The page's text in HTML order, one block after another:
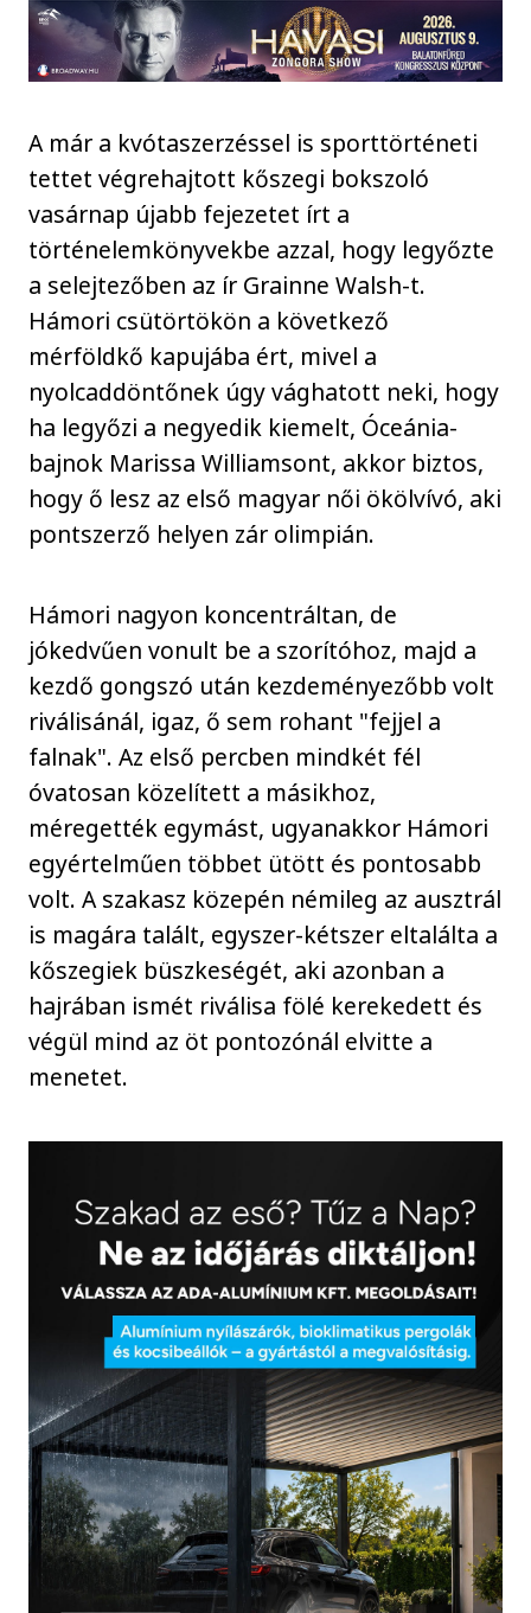
A már a kvótaszerzéssel is sporttörténeti
tettet végrehajtott kőszegi bokszoló
vasárnap újabb fejezetet írt a
történelemkönyvekbe azzal, hogy legyőzte
a selejtezőben az ír Grainne Walsh-t.
Hámori csütörtökön a következő
mérföldkő kapujába ért, mivel a
nyolcaddöntőnek úgy vághatott neki, hogy
ha legyőzi a negyedik kiemelt, Óceánia-
bajnok Marissa Williamsont, akkor biztos,
hogy ő lesz az első magyar női ökölvívó, aki
pontszerző helyen zár olimpián.
Hámori nagyon koncentráltan, de
jókedvűen vonult be a szorítóhoz, majd a
kezdő gongszó után kezdeményezőbb volt
riválisánál, igaz, ő sem rohant "fejjel a
falnak". Az első percben mindkét fél
óvatosan közelített a másikhoz,
méregették egymást, ugyanakkor Hámori
egyértelműen többet ütött és pontosabb
volt. A szakasz közepén némileg az ausztrál
is magára talált, egyszer-kétszer eltalálta a
kőszegiek büszkeségét, aki azonban a
hajrában ismét riválisa fölé kerekedett és
végül mind az öt pontozónál elvitte a
menetet.